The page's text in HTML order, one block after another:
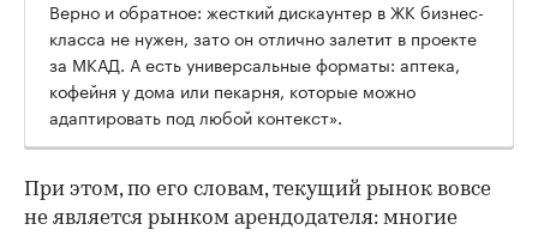
Верно и обратное: жесткий дискаунтер в ЖК бизнес-
класса не нужен, зато он отлично залетит в проекте
за МКАД. А есть универсальные форматы: аптека,
кофейня у дома или пекарня, которые можно
адаптировать под любой контекст».
При этом, по его словам, текущий рынок вовсе
не является рынком арендодателя: многие